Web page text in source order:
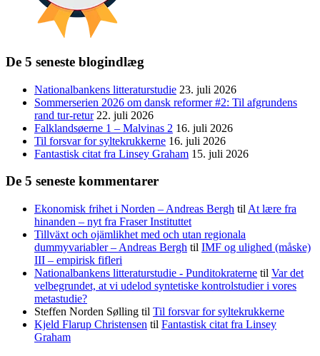
De 5 seneste blogindlæg
Nationalbankens litteraturstudie 23. juli 2026
Sommerserien 2026 om dansk reformer #2: Til afgrundens
rand tur-retur 22. juli 2026
Falklandsøerne 1 – Malvinas 2 16. juli 2026
Til forsvar for syltekrukkerne 16. juli 2026
Fantastisk citat fra Linsey Graham 15. juli 2026
De 5 seneste kommentarer
Ekonomisk frihet i Norden – Andreas Bergh til At lære fra
hinanden – nyt fra Fraser Instituttet
Tillväxt och ojämlikhet med och utan regionala
dummyvariabler – Andreas Bergh til IMF og ulighed (måske)
III – empirisk fifleri
Nationalbankens litteraturstudie - Punditokraterne til Var det
velbegrundet, at vi udelod syntetiske kontrolstudier i vores
metastudie?
Steffen Norden Sølling til Til forsvar for syltekrukkerne
Kjeld Flarup Christensen til Fantastisk citat fra Linsey
Graham